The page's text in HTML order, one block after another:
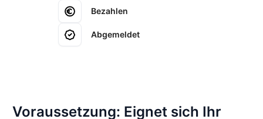
Bezahlen
Abgemeldet
Voraussetzung: Eignet sich Ihr